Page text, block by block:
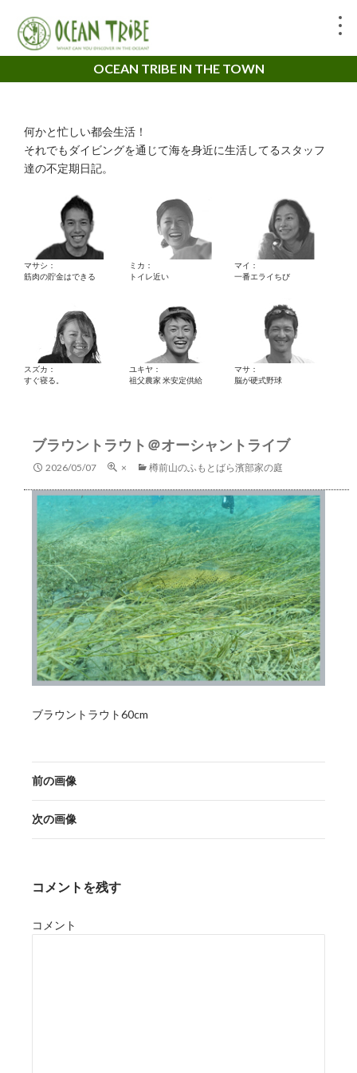
OCEAN TRIBE IN THE TOWN
何かと忙しい都会生活！
それでもダイビングを通じて海を身近に生活してるスタッフ
達の不定期日記。
マサシ：
筋肉の貯金はできる
ミカ：
トイレ近い
マイ：
一番エライちび
スズカ：
すぐ寝る。
ユキヤ：
祖父農家 米安定供給
マサ：
脳が硬式野球
ブラウントラウト＠オーシャントライブ
2026/05/07 × 樽前山のふもとばら濱部家の庭
ブラウントラウト60cm
前の画像
次の画像
コメントを残す
コメント